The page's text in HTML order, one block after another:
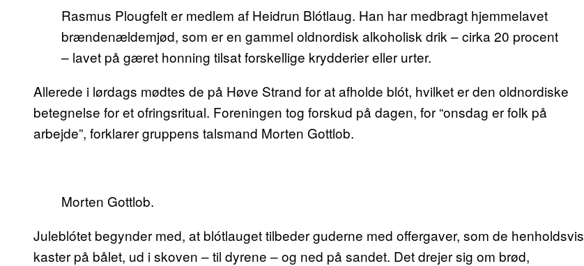
Rasmus Plougfelt er medlem af Heidrun Blótlaug. Han har medbragt hjemmelavet
brændenældemjød, som er en gammel oldnordisk alkoholisk drik – cirka 20 procent
– lavet på gæret honning tilsat forskellige krydderier eller urter.
Allerede i lørdags mødtes de på Høve Strand for at afholde blót, hvilket er den oldnordiske
betegnelse for et ofringsritual. Foreningen tog forskud på dagen, for “onsdag er folk på
arbejde”, forklarer gruppens talsmand Morten Gottlob.
Morten Gottlob.
Juleblótet begynder med, at blótlauget tilbeder guderne med offergaver, som de henholdsvis
kaster på bålet, ud i skoven – til dyrene – og ned på sandet. Det drejer sig om brød,